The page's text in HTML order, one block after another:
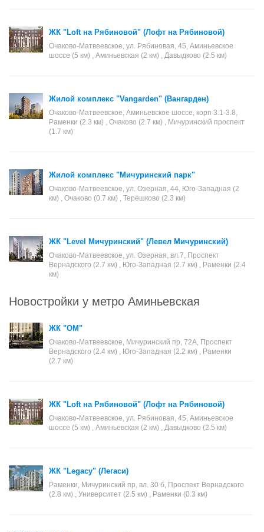
ЖК "Loft на Рябиновой" (Лофт на Рябиновой)
Очаково-Матвеевское, ул. Рябиновая, 45, Аминьевское
шоссе (5 км) , Аминьевская (2 км) , Давыдково (2.5 км)
Жилой комплекс "Vangarden" (Вангарден)
Очаково-Матвеевское, Аминьевское шоссе, корп 3.1-3.8,
Раменки (2.3 км) , Очаково (2.7 км) , Мичуринский проспект
(1.7 км)
Жилой комплекс "Мичуринский парк"
Очаково-Матвеевское, ул. Озерная, 44, Юго-Западная (2
км) , Очаково (0.7 км) , Терешково (2.3 км)
ЖК "Level Мичуринский" (Левел Мичуринский)
Очаково-Матвеевское, ул. Озерная, вл.7, Проспект
Вернадского (2.7 км) , Юго-Западная (2.7 км) , Раменки (2.4
км)
Новостройки у метро Аминьевская
ЖК "ОМ"
Очаково-Матвеевское, Мичуринский пр, 72А, Проспект
Вернадского (2.4 км) , Юго-Западная (2.2 км) , Раменки
(2.7 км)
ЖК "Loft на Рябиновой" (Лофт на Рябиновой)
Очаково-Матвеевское, ул. Рябиновая, 45, Аминьевское
шоссе (5 км) , Аминьевская (2 км) , Давыдково (2.5 км)
ЖК "Legacy" (Легаси)
Раменки, Мичуринский пр, вл. 30 б, Проспект Вернадского
(2.8 км) , Университет (2.5 км) , Раменки (0.3 км)